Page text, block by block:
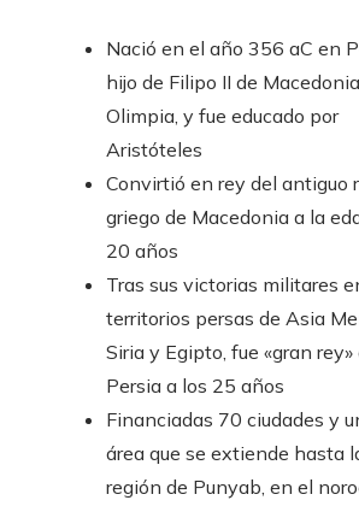
Nació en el año 356 aC en
hijo de Filipo II de
Olimpia, y fue educado por
Aristóteles
Convirtió en rey del antiguo
griego de Macedonia a la
20 años
Tras sus victorias militares
territorios persas de Asia
Siria y Egipto, fue «gran rey»
Persia a los 25 años
Financiadas 70 ciudades y
área que se extiende hasta
región de Punyab, en el